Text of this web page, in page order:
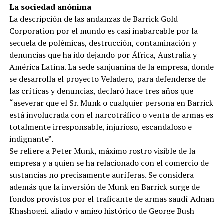
La sociedad anónima
La descripción de las andanzas de Barrick Gold
Corporation por el mundo es casi inabarcable por la
secuela de polémicas, destrucción, contaminación y
denuncias que ha ido dejando por África, Australia y
América Latina. La sede sanjuanina de la empresa, donde
se desarrolla el proyecto Veladero, para defenderse de
las críticas y denuncias, declaró hace tres años que
“aseverar que el Sr. Munk o cualquier persona en Barrick
está involucrada con el narcotráfico o venta de armas es
totalmente irresponsable, injurioso, escandaloso e
indignante”.
Se refiere a Peter Munk, máximo rostro visible de la
empresa y a quien se ha relacionado con el comercio de
sustancias no precisamente auríferas. Se considera
además que la inversión de Munk en Barrick surge de
fondos provistos por el traficante de armas saudí Adnan
Khashoggi, aliado y amigo histórico de George Bush